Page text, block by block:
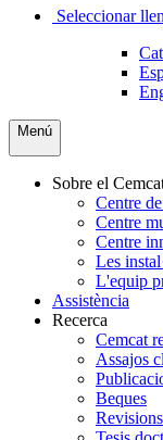
Seleccionar
Menú
Sobre el
Centre
Centre
Centre
Les
L'equip
Assistència
Recerca
Cemcat
Assajos
Beques